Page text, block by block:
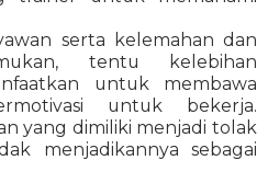
serta kelemahan dan
tentu kelebihan
untuk membawa
untuk bekerja.
yang dimiliki menjadi tolak
menjadikannya sebagai